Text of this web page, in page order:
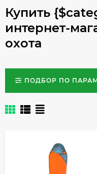
Купить
интернет-
охота
ПОДБОР ПО